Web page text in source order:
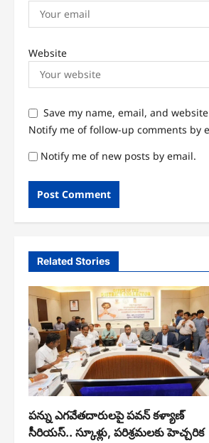
Website
Save my name, email, and
Notify me of follow-up comments by
Notify me of new posts by email.
Related Stories
పన్ను ఎగవేతదారులపై పవన్ కళ్యాణ్
సీరియస్.. స్కూళ్లు, పరిశ్రమలకు హెచ్చరిక